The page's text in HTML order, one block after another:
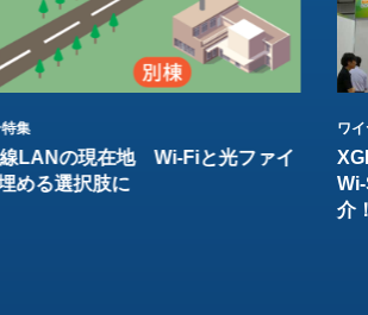
集
LANの現在地 Wi-Fiと光ファイ
める選択肢に
ワ
介